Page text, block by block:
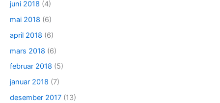
juni 2018 (4)
mai 2018 (6)
april 2018 (6)
mars 2018 (6)
februar 2018 (5)
januar 2018 (7)
desember 2017 (13)